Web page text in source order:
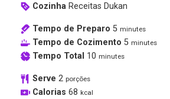
Cozinha Receitas Dukan
Tempo de Preparo 5 minutes
Tempo de Cozimento 5 minutes
Tempo Total 10 minutes
Serve 2 porções
Calorias 68 kcal